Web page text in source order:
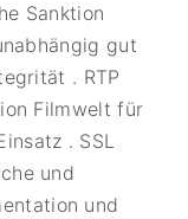
Sanktion
gut
. RTP
Filmwelt für
. SSL
und
und